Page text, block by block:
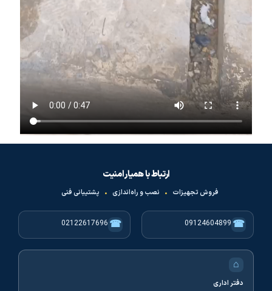
ارتباط با همیار امنیت
فروش تجهیزات • نصب و راه‌اندازی • پشتیبانی فنی
☎
09124604899
☎
02122617696
⌂
دفتر اداری